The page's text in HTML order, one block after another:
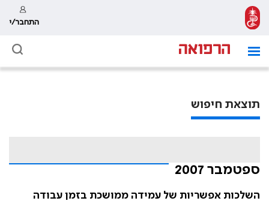
התחבר/י
תוצאת חיפוש
ספטמבר 2007
השלכות אפשריות של עמידה ממושכת בזמן עבודה